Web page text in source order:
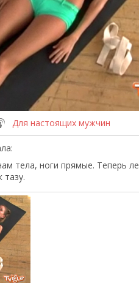
Для настоящих мужчин
:
тела, ноги прямые. Теперь
тазу.